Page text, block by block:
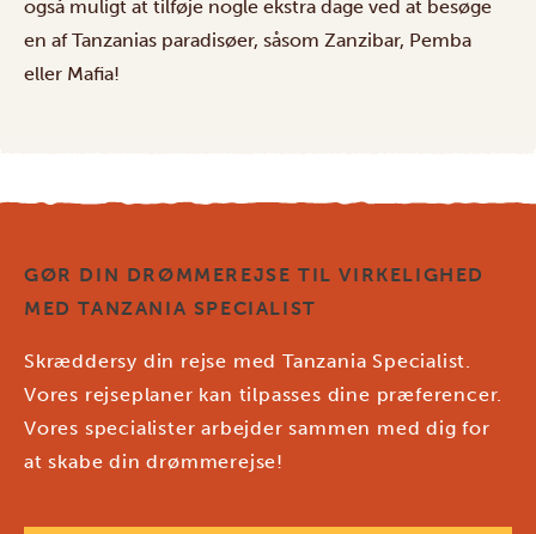
også muligt at tilføje nogle ekstra dage ved at besøge
en afTanzanias paradisøer, såsom Zanzibar, Pemba
eller Mafia!
GØR DIN DRØMMEREJSE TIL VIRKELIGHED
MED TANZANIA SPECIALIST
Skræddersy din rejse med Tanzania Specialist.
Vores rejseplaner kan tilpasses dine præferencer.
Vores specialister arbejder sammen med dig for
at skabe din drømmerejse!